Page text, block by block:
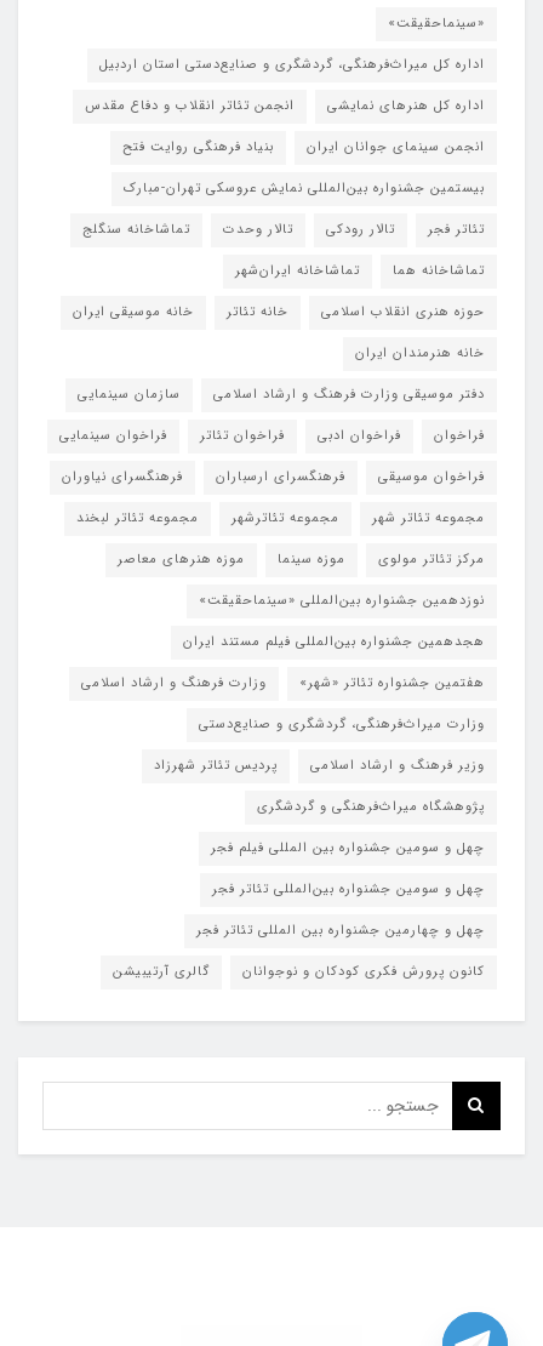
«سینماحقیقت»
اداره کل میراث‌فرهنگی، گردشگری و صنایع‌دستی استان اردبیل
اداره کل هنرهای نمایشی
انجمن تئاتر انقلاب و دفاع مقدس
انجمن سینمای جوانان ایران
بنیاد فرهنگی روایت فتح
بیستمین جشنواره بین‌المللی نمایش عروسکی تهران-مبارک
تئاتر فجر
تالار رودکی تالار وحدت
تماشاخانه سنگلج
تماشاخانه هما
تماشاخانه‌ ایران‌شهر
حوزه هنری انقلاب اسلامی
خانه تئاتر
خانه موسیقی ایران
خانه هنرمندان ایران
دفتر موسیقی وزارت فرهنگ و ارشاد اسلامی
سازمان سینمایی
فراخوان
فراخوان ادبی فراخوان تئاتر
فراخوان سینمایی
فراخوان موسیقی
فرهنگسرای ارسباران
فرهنگسرای نیاوران
مجموعه تئاتر شهر
مجموعه تئاترشهر
مجموعه تئاتر لبخند
مرکز تئاتر مولوی
موزه سینما
موزه هنرهای معاصر
نوزدهمین جشنواره بین‌المللی «سینماحقیقت»
هجدهمین جشنواره بین‌المللی فیلم مستند ایران
هفتمین جشنواره تئاتر «شهر»
وزارت فرهنگ و ارشاد اسلامی
وزارت میراث‌فرهنگی، گردشگری و صنایع‌دستی
وزیر فرهنگ و ارشاد اسلامی
پردیس تئاتر شهرزاد
پژوهشگاه میراث‌فرهنگی و گردشگری
چهل و سومین جشنواره بین المللی فیلم فجر
چهل و سومین جشنواره بین‌المللی تئاتر فجر
چهل و چهارمین جشنواره بین المللی تئاتر فجر
کانون پرورش فکری کودکان و نوجوانان
گالری آرتیبیشن